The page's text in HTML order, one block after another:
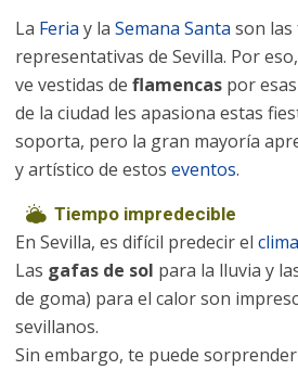
La Feria y la Semana Santa son las
representativas de Sevilla. Por
ve vestidas de flamencas por
de la ciudad les apasiona estas
soporta, pero la gran mayoría
y artístico de estos eventos.
Tiempo impredecible
En Sevilla, es difícil predecir el clima
Las gafas de sol para la lluvia y
de goma) para el calor son
sevillanos.
Sin embargo, te puede